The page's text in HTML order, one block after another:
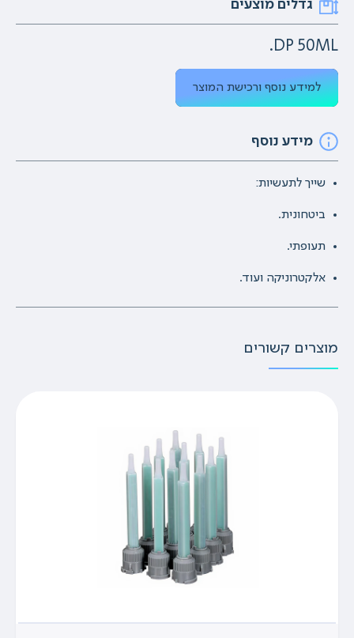
גדלים מוצעים
DP 50ML.
למידע נוסף ורכישת המוצר
מידע נוסף
שייך לתעשיות:
ביטחונית.
תעופתי.
אלקטרוניקה ועוד.
מוצרים קשורים